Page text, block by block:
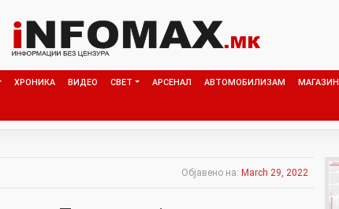
ХРОНИКА ВИДЕО СВЕТ АРСЕНАЛ АВТОМОБИЛИЗАМ МАГАЗИН
Објавено на: March 29, 2022